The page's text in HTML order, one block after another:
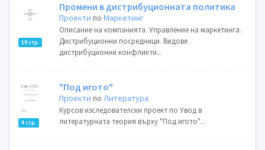
19 стр.
Промени в дистрибуционната политика
Проекти поМаркетинг
Описание на компанията. Управление на маркетинга.
Дистрибуционни посредници. Видове
дистрибуционни конфликти...
4 стр.
"Под игото"
Проекти поЛитература
Курсов изследователски проект по Увод в
литературната теория върху "Под игото"...